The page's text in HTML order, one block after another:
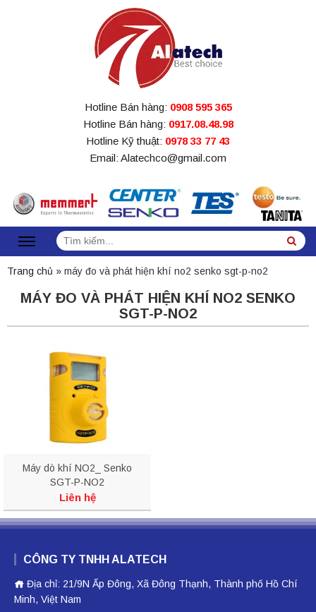
Hotline Bán hàng: 0908 595 365
Hotline Bán hàng: 0917.08.48.98
Hotline Kỹ thuật: 0978 33 77 43
Email: Alatechco@gmail.com
Tìm
kiếm:
Trang chủ » máy đo và phát hiện khí no2 senko sgt-p-no2
MÁY ĐO VÀ PHÁT HIỆN KHÍ NO2 SENKO
SGT-P-NO2
Máy dò khí NO2_ Senko
SGT-P-NO2
Liên hệ
CÔNG TY TNHH ALATECH
Địa chỉ: 21/9N Ấp Đông, Xã Đông Thạnh, Thành phố Hồ Chí
Minh, Việt Nam